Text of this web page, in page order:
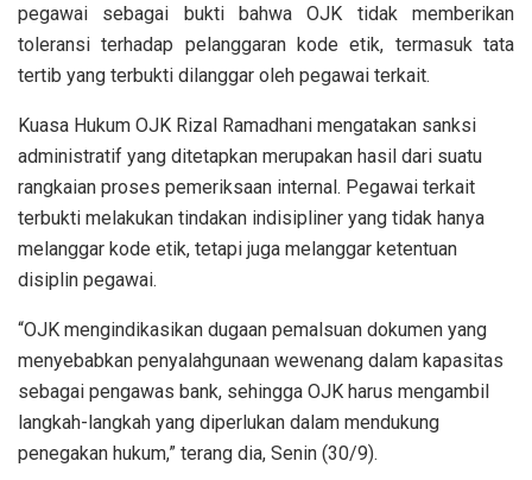
pegawai sebagai bukti bahwa OJK tidak memberikan
toleransi terhadap pelanggaran kode etik, termasuk tata
tertib yang terbukti dilanggar oleh pegawai terkait.
Kuasa Hukum OJK Rizal Ramadhani mengatakan sanksi
administratif yang ditetapkan merupakan hasil dari suatu
rangkaian proses pemeriksaan internal. Pegawai terkait
terbukti melakukan tindakan indisipliner yang tidak hanya
melanggar kode etik, tetapi juga melanggar ketentuan
disiplin pegawai.
“OJK mengindikasikan dugaan pemalsuan dokumen yang
menyebabkan penyalahgunaan wewenang dalam kapasitas
sebagai pengawas bank, sehingga OJK harus mengambil
langkah-langkah yang diperlukan dalam mendukung
penegakan hukum,” terang dia, Senin (30/9).